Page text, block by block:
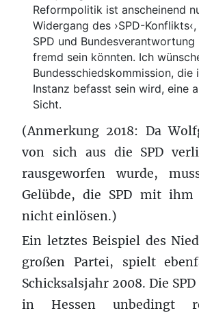
Reformpolitik ist anscheinend
Widergang des ›SPD-
SPD und Bundesverantwortung
fremd sein könnten. Ich
Bundesschiedskommission, die
Instanz befasst sein wird, eine
Sicht.
(Anmerkung 2018: Da
von sich aus die SPD
rausgeworfen wurde,
Gelübde, die SPD mit ihm
nicht einlösen.)
Ein letztes Beispiel des
großen Partei, spielt
Schicksalsjahr 2008. Die
in Hessen unbedingt